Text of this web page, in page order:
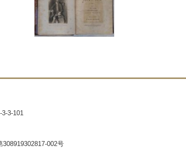
3-3-101
002号